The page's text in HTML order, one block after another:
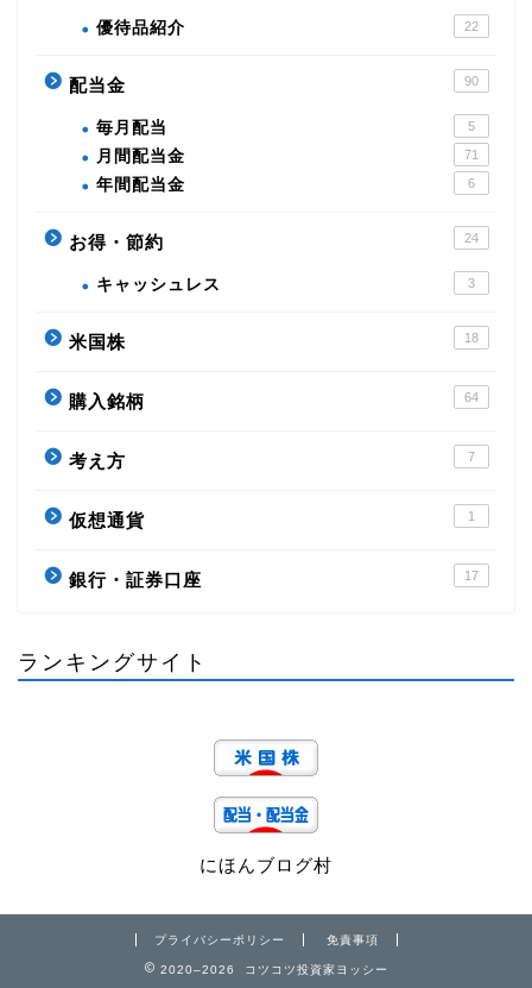
優待品紹介 22
配当金 90
毎月配当 5
月間配当金 71
年間配当金 6
お得・節約 24
キャッシュレス 3
米国株 18
購入銘柄 64
考え方 7
仮想通貨 1
銀行・証券口座 17
ランキングサイト
にほんブログ村
プライバシーポリシー 免責事項
2020–2026 コツコツ投資家ヨッシー